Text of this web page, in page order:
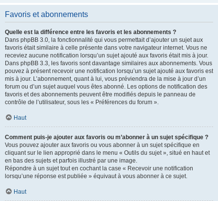
Favoris et abonnements
Quelle est la différence entre les favoris et les abonnements ?
Dans phpBB 3.0, la fonctionnalité qui vous permettait d’ajouter un sujet aux
favoris était similaire à celle présente dans votre navigateur internet. Vous ne
receviez aucune notification lorsqu’un sujet ajouté aux favoris était mis à jour.
Dans phpBB 3.3, les favoris sont davantage similaires aux abonnements. Vous
pouvez à présent recevoir une notification lorsqu’un sujet ajouté aux favoris est
mis à jour. L’abonnement, quant à lui, vous préviendra de la mise à jour d’un
forum ou d’un sujet auquel vous êtes abonné. Les options de notification des
favoris et des abonnements peuvent être modifiés depuis le panneau de
contrôle de l’utilisateur, sous les « Préférences du forum ».
Haut
Comment puis-je ajouter aux favoris ou m’abonner à un sujet spécifique ?
Vous pouvez ajouter aux favoris ou vous abonner à un sujet spécifique en
cliquant sur le lien approprié dans le menu « Outils du sujet », situé en haut et
en bas des sujets et parfois illustré par une image.
Répondre à un sujet tout en cochant la case « Recevoir une notification
lorsqu’une réponse est publiée » équivaut à vous abonner à ce sujet.
Haut